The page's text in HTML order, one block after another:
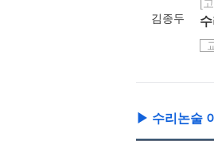
김종두
[
▶ 수리논술